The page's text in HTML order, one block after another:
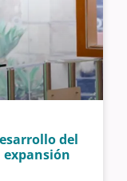
del
expansión